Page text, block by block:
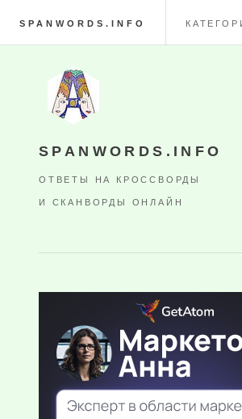
SPANWORDS.INFO
SPANWORDS.INFO
ОТВЕТЫ НА КРОССВОРДЫ
И СКАНВОРДЫ ОНЛАЙН